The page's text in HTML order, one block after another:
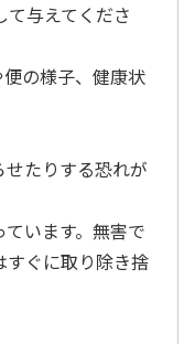
カムカ
銀のスプーン パウ
おに…
て与えてくださ
の様子、健康状
せたりする恐れが
います。無害で
すぐに取り除き捨